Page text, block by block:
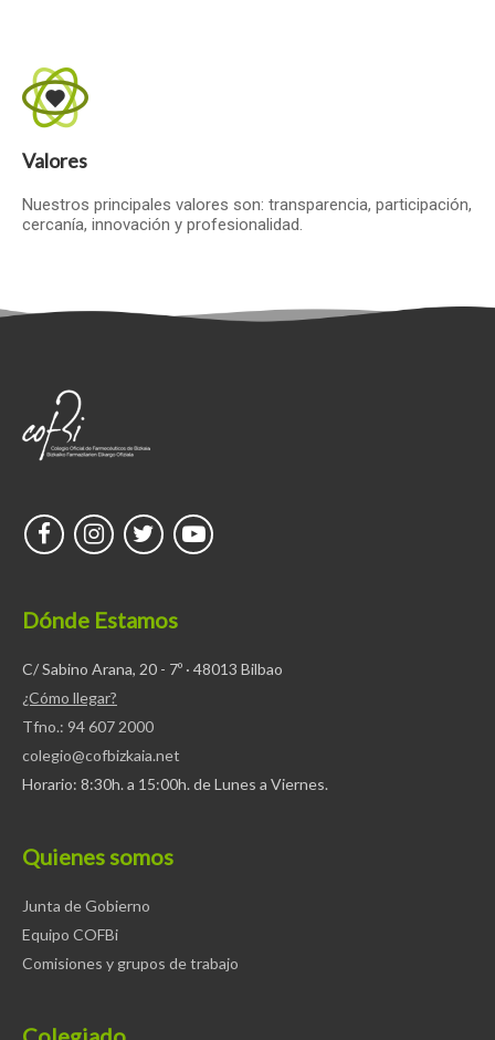
Valores
Nuestros principales valores son: transparencia, participación,
cercanía, innovación y profesionalidad.
Dónde Estamos
C/ Sabino Arana, 20 - 7º · 48013 Bilbao
¿Cómo llegar?
Tfno.: 94 607 2000
colegio@cofbizkaia.net
Horario: 8:30h. a 15:00h. de Lunes a Viernes.
Quienes somos
Junta de Gobierno
Equipo COFBi
Comisiones y grupos de trabajo